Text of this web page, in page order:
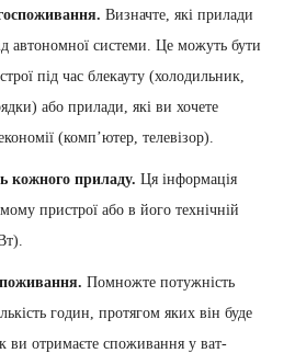
Визначте, які прилади
автономної системи. Це можуть бути
під час блекауту (холодильник,
або прилади, які ви хочете
(комп’ютер, телевізор).
кожного приладу. Ця інформація
пристрої або в його технічній
Помножте потужність
годин, протягом яких він буде
ви отримаєте споживання у ват-